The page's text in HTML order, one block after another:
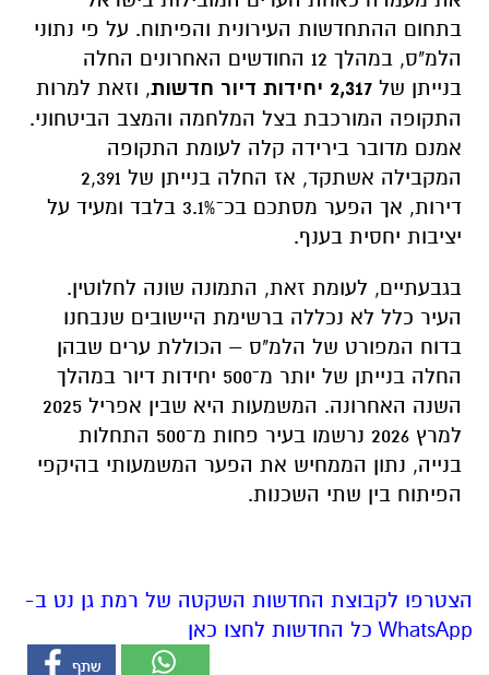
בתחום ההתחדשות העירונית והפיתוח. על פי נתוני
הלמ"ס, במהלך 12 החודשים האחרונים החלה
בנייתן של 2,317 יחידות דיור חדשות
, וזאת למרות
התקופה המורכבת בצל המלחמה והמצב הביטחוני.
אמנם מדובר בירידה קלה לעומת התקופה
המקבילה אשתקד, אז החלה בנייתן של 2,391
דירות, אך הפער מסתכם בכ־3.1% בלבד ומעיד על
יציבות יחסית בענף.
בגבעתיים, לעומת זאת, התמונה שונה לחלוטין.
העיר כלל לא נכללה ברשימת היישובים שנבחנו
בדוח המפורט של הלמ"ס – הכוללת ערים שבהן
החלה בנייתן של יותר מ־500 יחידות דיור במהלך
השנה האחרונה. המשמעות היא שבין אפריל 2025
למרץ 2026 נרשמו בעיר פחות מ־500 התחלות
בנייה, נתון הממחיש את הפער המשמעותי בהיקפי
הפיתוח בין שתי השכנות.
הצטרפו לקבוצת החדשות השקטה של רמת גן נט ב-
WhatsApp כל החדשות לחצו כאן